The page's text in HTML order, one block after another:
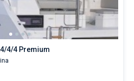
4/4 Premium